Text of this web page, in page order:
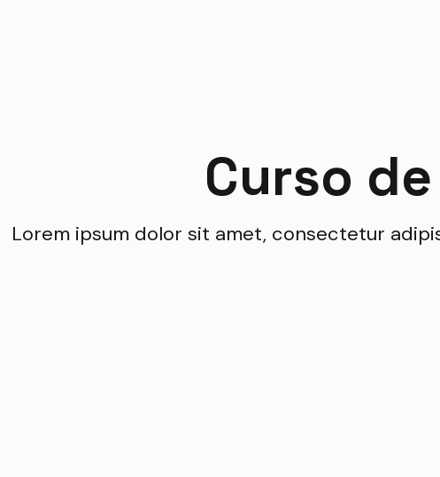
Curso
Lorem ipsum dolor sit amet, consectetur